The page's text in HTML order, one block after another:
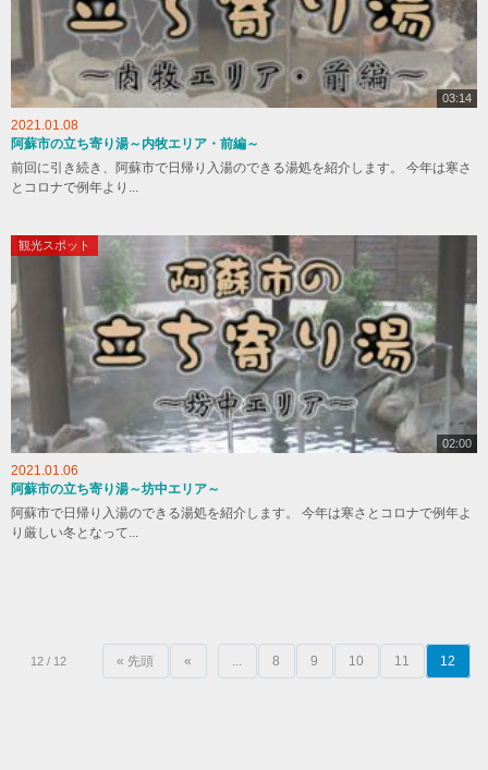
03:14
2021.01.08
阿蘇市の立ち寄り湯～内牧エリア・前編～
前回に引き続き、阿蘇市で日帰り入湯のできる湯処を紹介します。 今年は寒さ
とコロナで例年より...
観光スポット
02:00
2021.01.06
阿蘇市の立ち寄り湯～坊中エリア～
阿蘇市で日帰り入湯のできる湯処を紹介します。 今年は寒さとコロナで例年よ
り厳しい冬となって...
12 / 12 « 先頭 « ... 8 9 10 11 12